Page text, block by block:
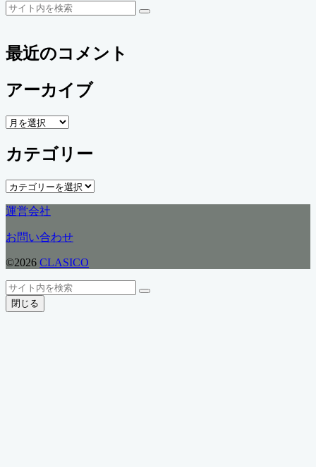
検
検
最近のコメント
アーカイブ
ア
カ
イ
ブ
カテゴリー
カ
ゴ
リ
ー
運営会社
お問い合わせ
©2026 CLASICO
ト
ッ
プ
検
索
検
閉じる